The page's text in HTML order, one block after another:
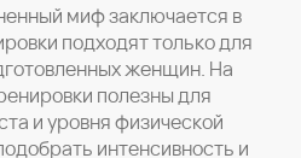
миф заключается в
подходят только для
женщин. На
полезны для
и уровня физической
интенсивность и